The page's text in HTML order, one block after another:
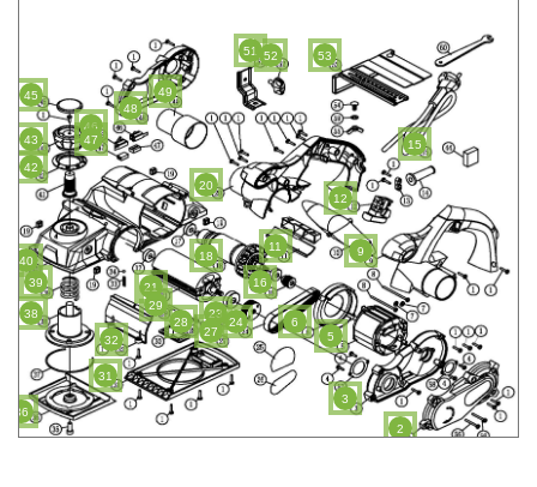
2
3
5
6
9
11
12
15
16
18
20
21
23
24
27
28
29
31
32
36
38
39
40
42
43
45
46
47
48
49
51 52 53